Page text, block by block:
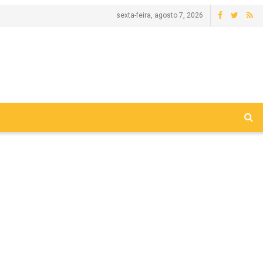
sexta-feira, agosto 7, 2026